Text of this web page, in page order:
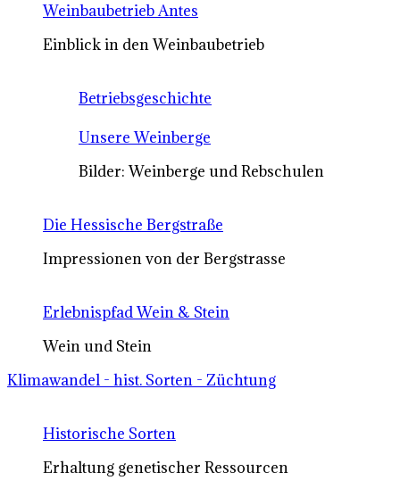
Weinbaubetrieb Antes
Einblick in den Weinbaubetrieb
Betriebsgeschichte
Unsere Weinberge
Bilder: Weinberge und Rebschulen
Die Hessische Bergstraße
Impressionen von der Bergstrasse
Erlebnispfad Wein & Stein
Wein und Stein
Klimawandel - hist. Sorten - Züchtung
Historische Sorten
Erhaltung genetischer Ressourcen